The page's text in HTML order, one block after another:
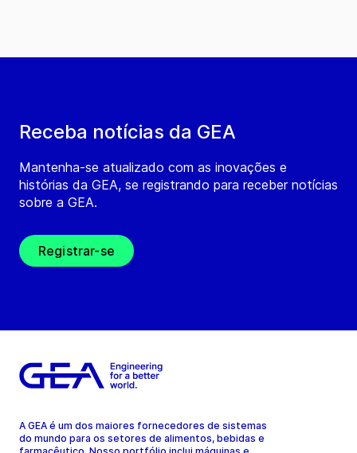
Receba notícias da GEA
Mantenha-se atualizado com as inovações e
histórias da GEA, se registrando para receber notícias
sobre a GEA.
Registrar-se
A GEA é um dos maiores fornecedores de sistemas
do mundo para os setores de alimentos, bebidas e